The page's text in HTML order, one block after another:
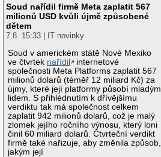
Soud nařídil firmě Meta zaplatit 567
milionů USD kvůli újmě způsobené
dětem
7.8. 15:33 | IT novinky
Soud v americkém státě Nové Mexiko
ve čtvrtek nařídil
internetové
společnosti Meta Platforms zaplatit 567
milionů dolarů (téměř 12 miliard Kč) za
újmy, které její platformy působí mladým
lidem. S přihlédnutím k dřívějšímu
verdiktu tak má společnost celkem
zaplatit 942 milionů dolarů, což je malý
zlomek jejího ročního výnosu, který loni
činil 60 miliard dolarů. Čtvrteční verdikt
firmě také nařizuje, aby změnila způsob,
jakým její